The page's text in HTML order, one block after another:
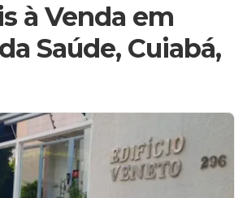
à Venda em
Saúde, Cuiabá,